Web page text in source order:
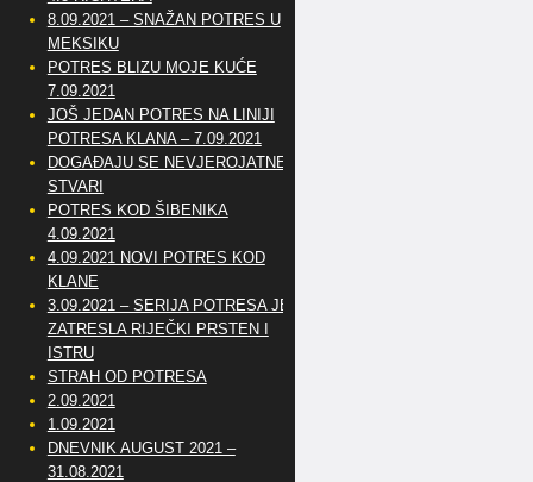
8.09.2021 – SNAŽAN POTRES U
MEKSIKU
POTRES BLIZU MOJE KUĆE
7.09.2021
JOŠ JEDAN POTRES NA LINIJI
POTRESA KLANA – 7.09.2021
DOGAĐAJU SE NEVJEROJATNE
STVARI
POTRES KOD ŠIBENIKA
4.09.2021
4.09.2021 NOVI POTRES KOD
KLANE
3.09.2021 – SERIJA POTRESA JE
ZATRESLA RIJEČKI PRSTEN I
ISTRU
STRAH OD POTRESA
2.09.2021
1.09.2021
DNEVNIK AUGUST 2021 –
31.08.2021